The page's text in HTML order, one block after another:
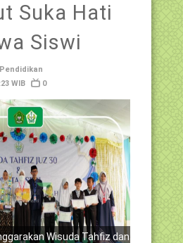
Suka Hati
Siswi
Pendidikan
WIB
0
Wisuda Tahfiz dan